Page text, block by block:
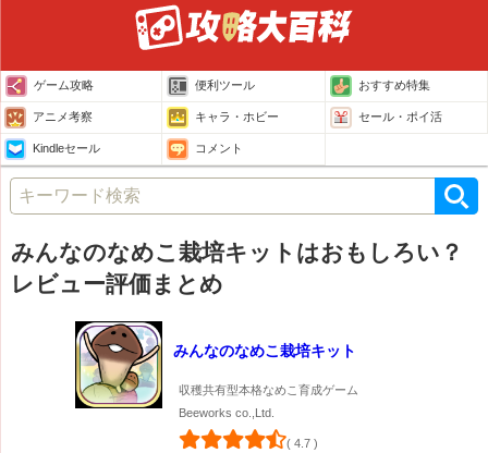
ゲーム攻略 便利ツール おすすめ特集
アニメ考察 キャラ・ホビー セール・ポイ活
Kindleセール コメント
みんなのなめこ栽培キットはおもしろい？
レビュー評価まとめ
みんなのなめこ栽培キット
収穫共有型本格なめこ育成ゲーム
Beeworks co.,Ltd.
( 4.7 )